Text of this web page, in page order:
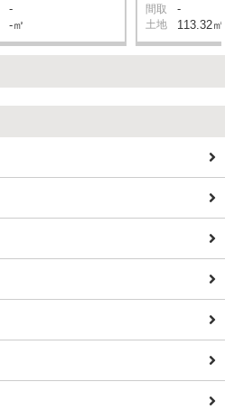
-
-㎡
間取 -
土地 113.32㎡